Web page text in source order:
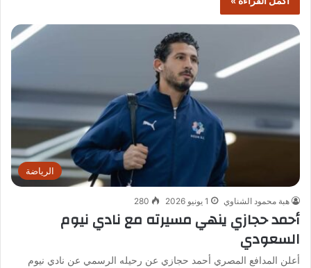
الرياضة
هبة محمود الشناوي 1 يونيو 2026 280
أحمد حجازي ينهي مسيرته مع نادي نيوم
السعودي
أعلن المدافع المصري أحمد حجازي عن رحيله الرسمي عن نادي نيوم